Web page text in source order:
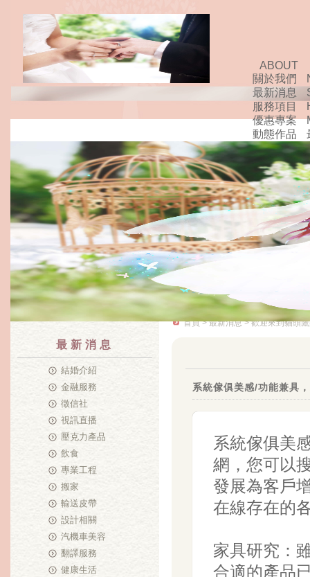
ABOUT
關於我們
最新消息
服務項目
優惠專案
動態作品
最新消息
結婚介紹
金融服務
徵信社
視訊直播
壓克力產品
飲食
專業工程
搬家
輸送皮帶
設計相關
汽機車美容
翻譯服務
健康生活
首頁>最新消息> 歡迎來到貓頭
系統傢俱美感/功能兼具
系統傢俱美
網，您可以
發展為客戶
在線存在的
家具研究：
合適的產品